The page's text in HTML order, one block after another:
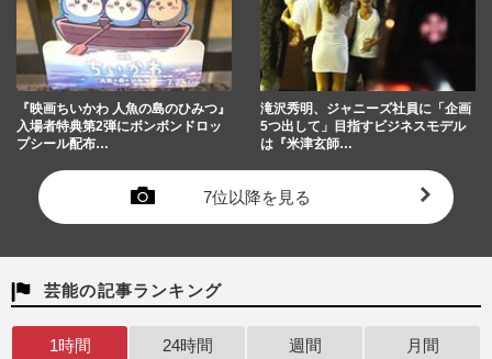
『映画ちいかわ 人魚の島のひみつ』
入場者特典第2弾にボンボンドロッ
プシール配布…
滝沢秀明、ジャニーズ社員に「企画
5つ出して」目指すビジネスモデル
は『米津玄師…
7位以降を見る
芸能の記事ランキング
1時間 24時間 週間 月間